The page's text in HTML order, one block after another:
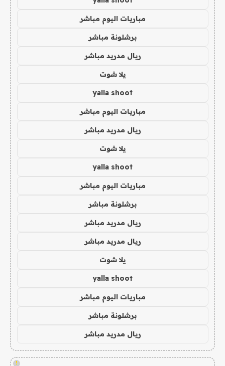
مباريات اليوم مباشر
برشلونة مباشر
ريال مدريد مباشر
يلا شوت
yalla shoot
مباريات اليوم مباشر
ريال مدريد مباشر
يلا شوت
yalla shoot
مباريات اليوم مباشر
برشلونة مباشر
ريال مدريد مباشر
ريال مدريد مباشر
يلا شوت
yalla shoot
مباريات اليوم مباشر
برشلونة مباشر
ريال مدريد مباشر
!